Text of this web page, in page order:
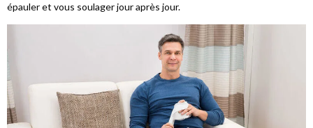
épauler et vous soulager jour après jour.